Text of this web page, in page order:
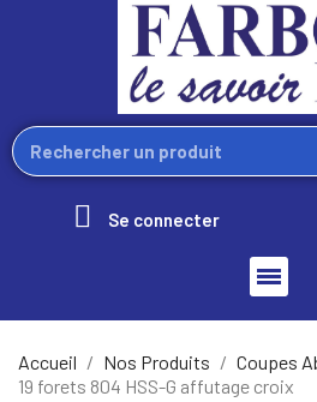
Se connecter
Accueil Nos Produits Coupes
19 forets 804 HSS-G affutage croix